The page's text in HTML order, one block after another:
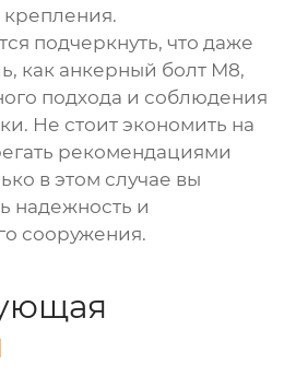
крепления.
подчеркнуть, что даже
как анкерный болт М8,
подхода и соблюдения
Не стоит экономить на
рекомендациями
в этом случае вы
надежность и
сооружения.